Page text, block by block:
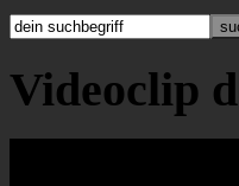
Videoclip